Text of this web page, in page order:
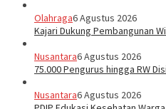
Olahraga6 Agustus 2026
Kajari Dukung Pembangunan
Nusantara6 Agustus 2026
75.000 Pengurus hingga RW
Nusantara6 Agustus 2026